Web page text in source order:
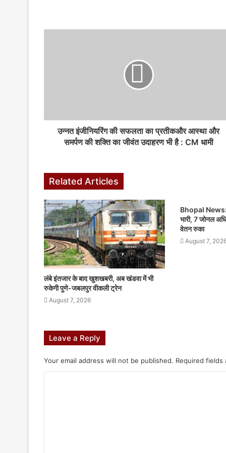
उन्नत इंजीनियरिंग की सफलता का प्रतीकऔर आस्था और
समर्पण की शक्ति का जीवंत उदाहरण भी है : CM धामी
Related Articles
लंबे इंतजार के बाद खुशखबरी, अब खंडवा में भी
रुकेगी पुणे-जबलपुर वीकली ट्रेन
August 7, 2026
Bhopal News:
भारी, 7 जोनल
वेतन रुका
August 7,
Leave a Reply
Your email address will not be published. Required fields